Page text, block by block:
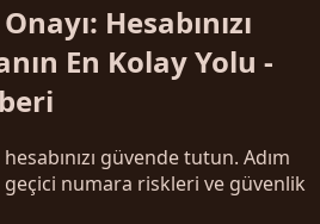
Hesabınızı
En Kolay Yolu -
güvende tutun. Adım
numara riskleri ve güvenlik